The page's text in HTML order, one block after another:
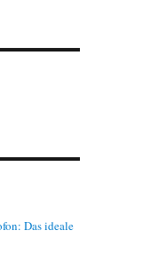
Das ideale